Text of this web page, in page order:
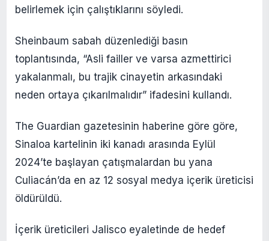
belirlemek için çalıştıklarını söyledi.
Sheinbaum sabah düzenlediği basın
toplantısında, “Asli failler ve varsa azmettirici
yakalanmalı, bu trajik cinayetin arkasındaki
neden ortaya çıkarılmalıdır” ifadesini kullandı.
The Guardian gazetesinin haberine göre göre,
Sinaloa kartelinin iki kanadı arasında Eylül
2024’te başlayan çatışmalardan bu yana
Culiacán’da en az 12 sosyal medya içerik üreticisi
öldürüldü.
İçerik üreticileri Jalisco eyaletinde de hedef